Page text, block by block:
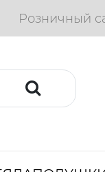
Розничный